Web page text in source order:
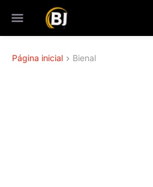
Página inicial Bienal